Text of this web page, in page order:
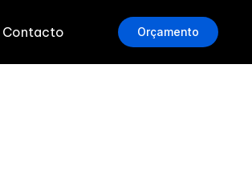
Contacto Orçamento